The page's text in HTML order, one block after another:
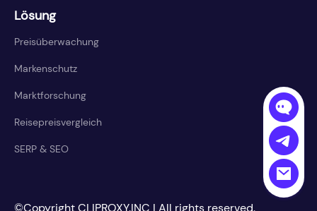
Lösung
Preisüberwachung
Markenschutz
Marktforschung
Reisepreisvergleich
SERP & SEO
©Copyright CLIPROXY.INC | All rights reserved.